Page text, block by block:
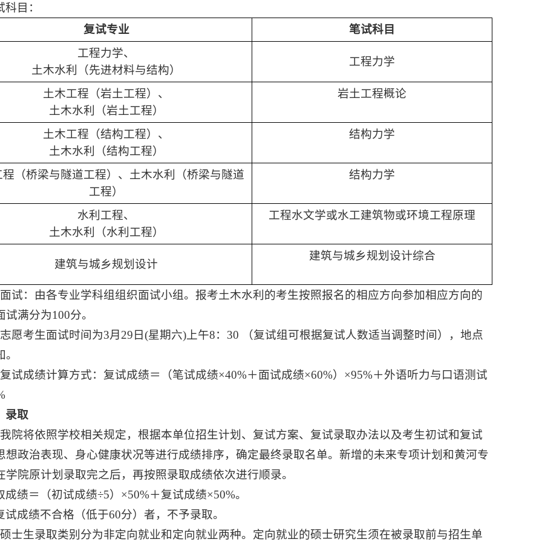
科目：
复试专业
笔试科目
工程力学、
土木水利（先进材料与结构）
工程力学
土木工程（岩土工程）、
土木水利（岩土工程）
岩土工程概论
土木工程（结构工程）、
土木水利（结构工程）
结构力学
（桥梁与隧道工程）、土木水利（桥梁与隧道
工程）
结构力学
水利工程、
土木水利（水利工程）
工程水文学或水工建筑物或环境工程原理
建筑与城乡规划设计
建筑与城乡规划设计综合
试：由各专业学科组组织面试小组。报考土木水利的考生按照报名的相应方向参加相应方向的
试满分为100分。
愿考生面试时间为3月29日(星期六)上午8：30 （复试组可根据复试人数适当调整时间），地点
试成绩计算方式：复试成绩＝（笔试成绩×40%＋面试成绩×60%）×95%＋外语听力与口语测试
录取
院将依照学校相关规定，根据本单位招生计划、复试方案、复试录取办法以及考生初试和复试
想政治表现、身心健康状况等进行成绩排序，确定最终录取名单。新增的未来专项计划和黄河专
学院原计划录取完之后，再按照录取成绩依次进行顺录。
成绩＝（初试成绩÷5）×50%＋复试成绩×50%。
试成绩不合格（低于60分）者，不予录取。
士生录取类别分为非定向就业和定向就业两种。定向就业的硕士研究生须在被录取前与招生单